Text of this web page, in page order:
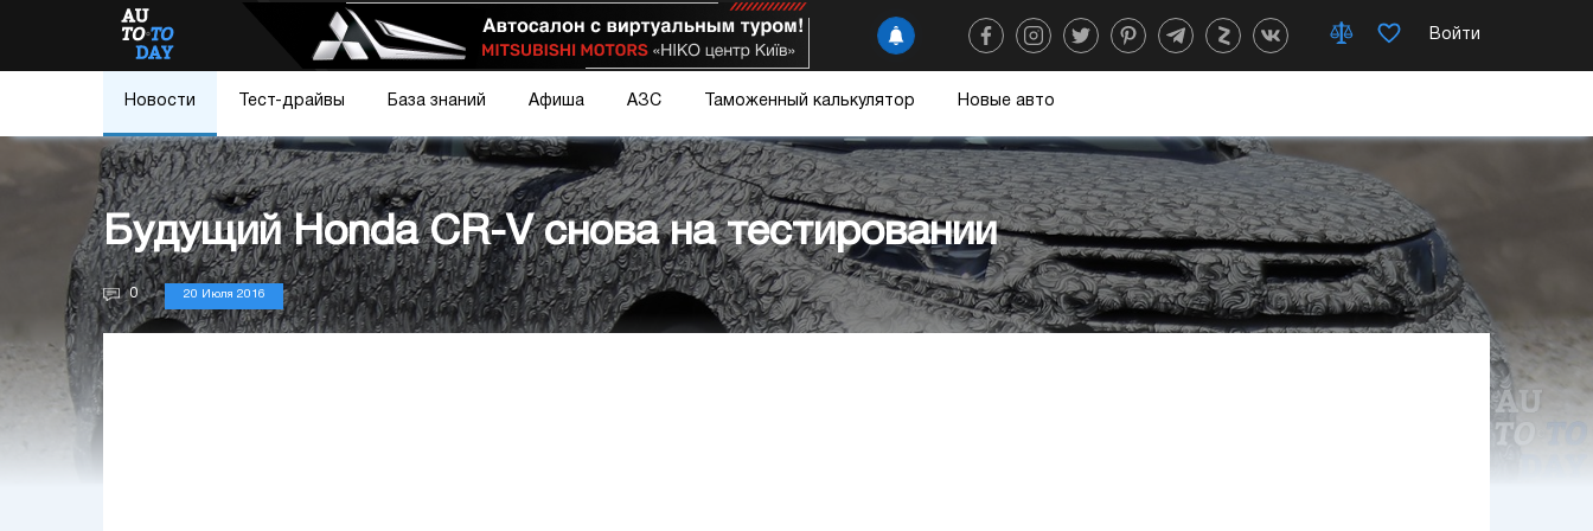
Войти
Новости Тест-драйвы База знаний Афиша АЗС Таможенный калькулятор Новые авто
Будущий Honda CR-V снова на тестировании
0 20 Июля 2016